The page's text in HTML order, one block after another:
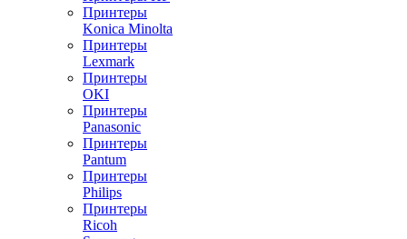
Принтеры
Konica Minolta
Принтеры
Lexmark
Принтеры
OKI
Принтеры
Panasonic
Принтеры
Pantum
Принтеры
Philips
Принтеры
Ricoh